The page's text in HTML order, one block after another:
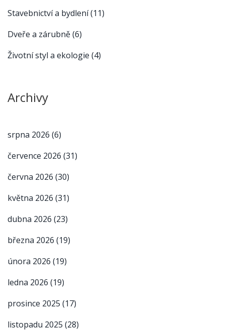
Stavebnictví a bydlení(11)
Dveře a zárubně(6)
Životní styl a ekologie (4)
Archivy
srpna 2026 (6)
července 2026 (31)
června 2026 (30)
května 2026 (31)
dubna 2026 (23)
března 2026 (19)
února 2026 (19)
ledna 2026 (19)
prosince 2025 (17)
listopadu 2025 (28)